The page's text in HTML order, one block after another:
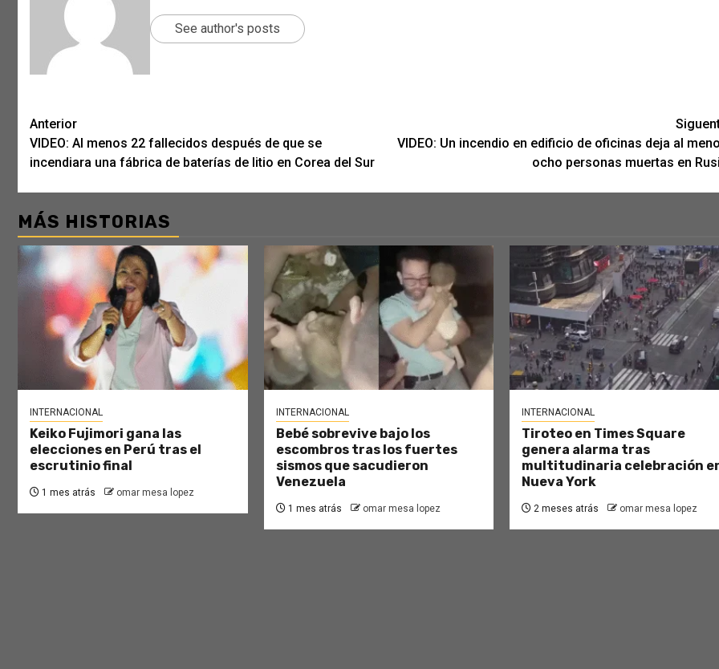
See author's posts
Post
navigation
Anterior
VIDEO: Al menos 22 fallecidos después de que se
incendiara una fábrica de baterías de litio en Corea del Sur
VIDEO: Un incendio en edificio de oficinas deja al
ocho personas muertas en
MÁS HISTORIAS
INTERNACIONAL
Keiko Fujimori gana las
elecciones en Perú tras el
escrutinio final
1 mes atrás omar mesa lopez
INTERNACIONAL
Bebé sobrevive bajo los
escombros tras los fuertes
sismos que sacudieron
Venezuela
1 mes atrás omar mesa lopez
INTERNACIONAL
Tiroteo en Times Square
genera alarma tras
multitudinaria celebración
Nueva York
2 meses atrás omar mesa lopez